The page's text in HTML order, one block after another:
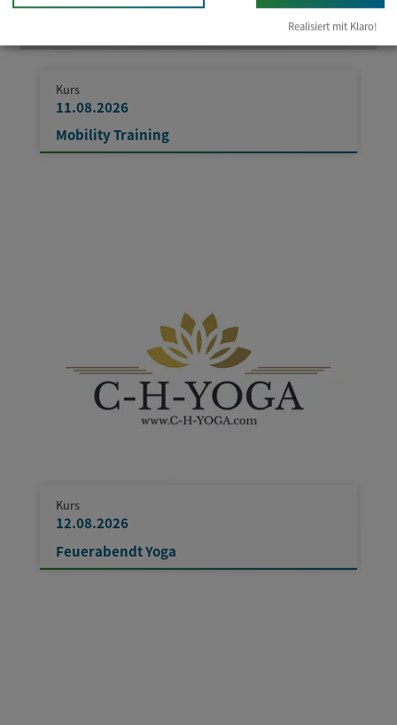
Kurs
11.08.2026
Mobility Training
Kurs
12.08.2026
Feuerabendt Yoga
Realisiert mit Klaro!